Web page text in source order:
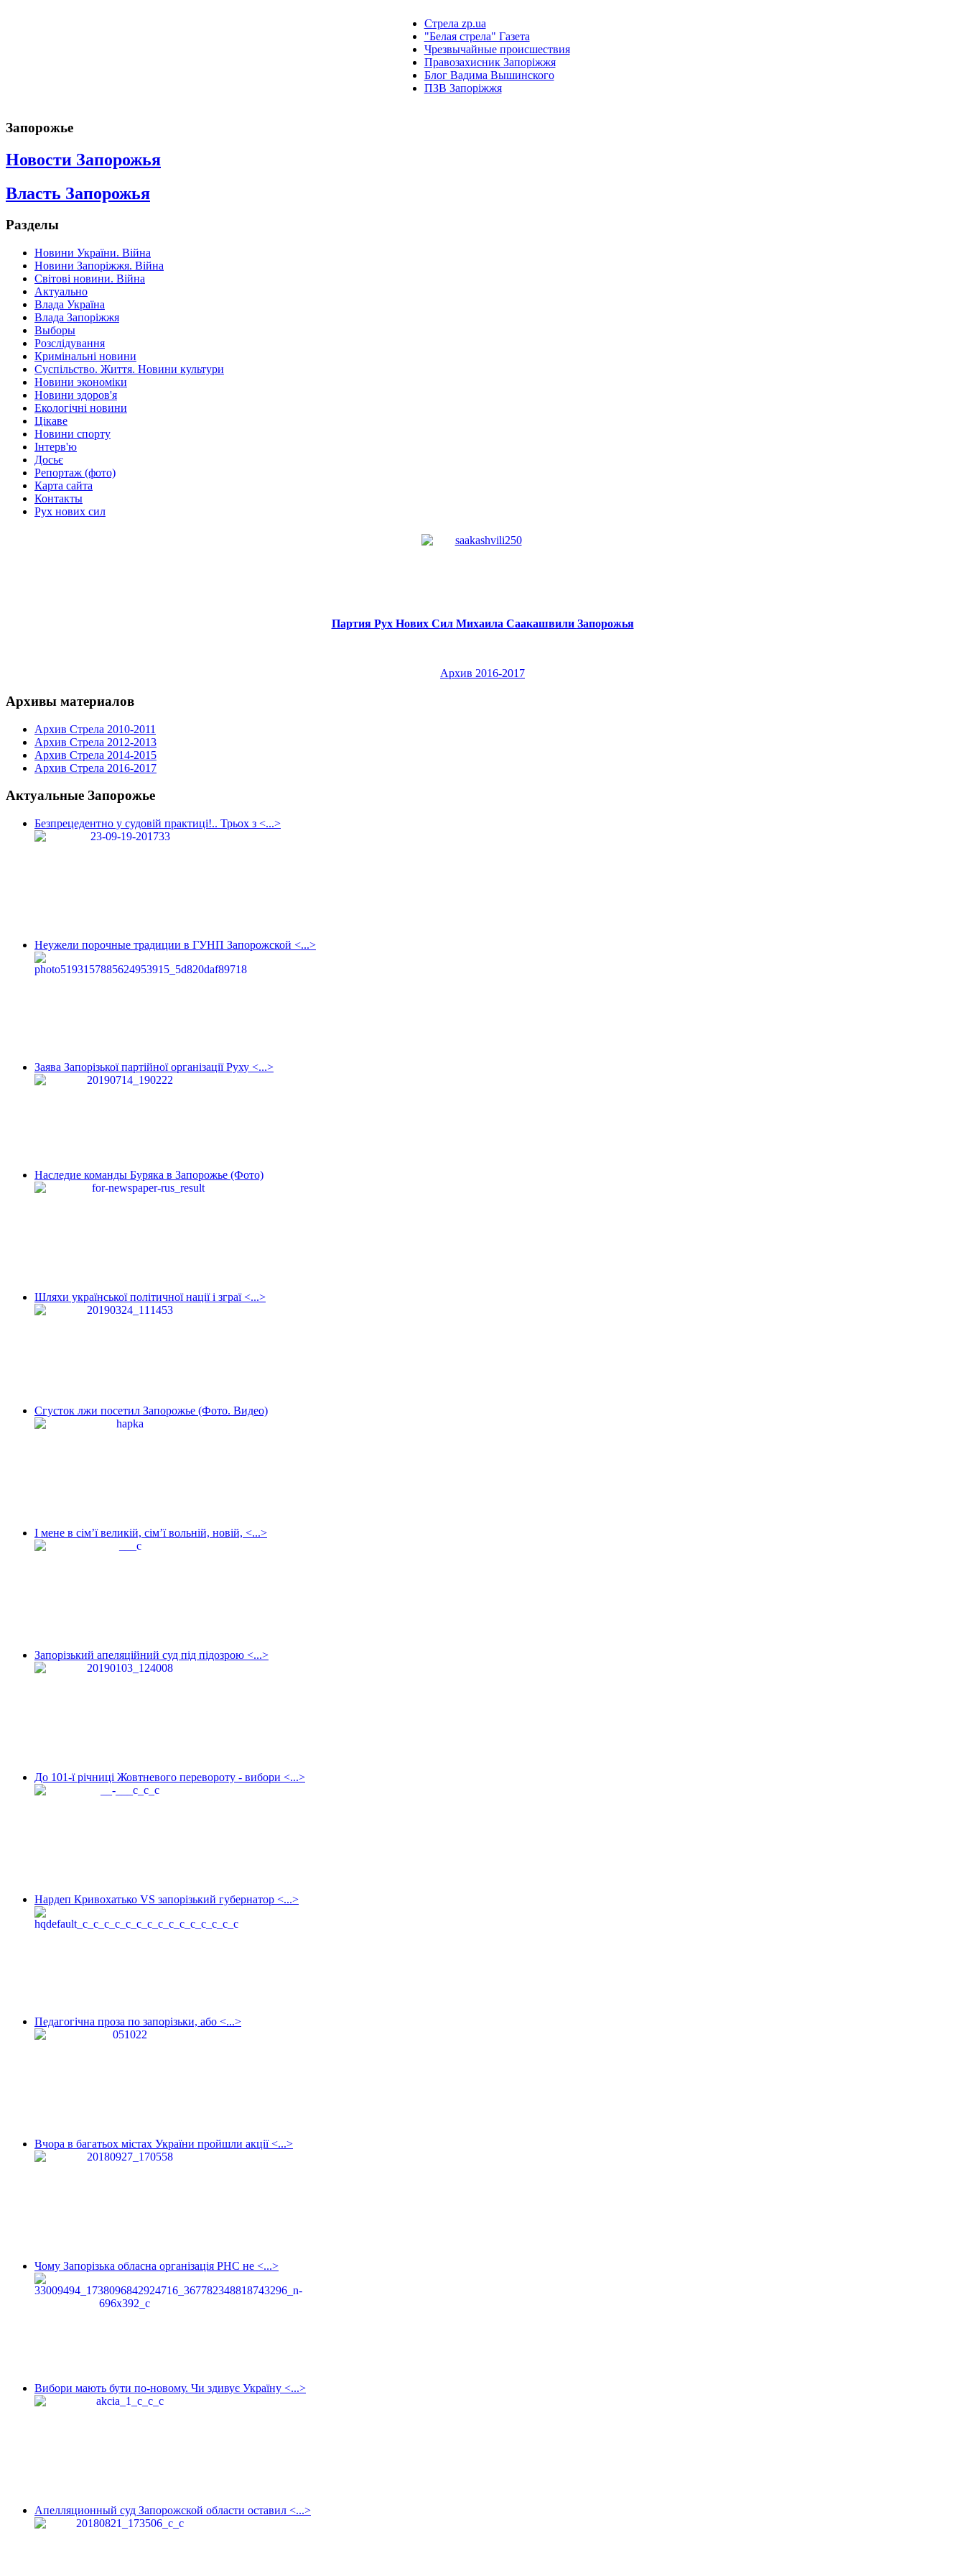
Стрела zp.ua
"Белая стрела" Газета
Чрезвычайные происшествия
Правозахисник Запоріжжя
Блог Вадима Вышинского
ПЗВ Запоріжжя
Запорожье
Новости Запорожья
Власть Запорожья
Разделы
Новини України. Війна
Новини Запоріжжя. Війна
Світові новини. Війна
Актуально
Влада Україна
Влада Запоріжжя
Выборы
Розслідування
Кримінальні новини
Суспільство. Життя. Новини культури
Новини экономіки
Новини здоров'я
Екологічні новини
Цікаве
Новини спорту
Інтерв'ю
Досьє
Репортаж (фото)
Карта сайта
Контакты
Рух нових сил
Партия Рух Нових Сил Михаила Саакашвили Запорожья
Архив 2016-2017
Архивы материалов
Архив Стрела 2010-2011
Архив Стрела 2012-2013
Архив Стрела 2014-2015
Архив Стрела 2016-2017
Актуальные Запорожье
Безпрецедентно у судовій практиці!.. Трьох з <...>
Неужели порочные традиции в ГУНП Запорожской <...>
Заява Запорізької партійної організації Руху <...>
Наследие команды Буряка в Запорожье (Фото)
Шляхи української політичної нації і зграї <...>
Сгусток лжи посетил Запорожье (Фото. Видео)
І мене в сім’ї великій, сім’ї вольній, новій, <...>
Запорізький апеляційний суд під підозрою <...>
До 101-ї річниці Жовтневого перевороту - вибори <...>
Нардеп Кривохатько VS запорізький губернатор <...>
Педагогічна проза по запорізьки, або <...>
Вчора в багатьох містах України пройшли акції <...>
Чому Запорізька обласна організація РНС не <...>
Вибори мають бути по-новому. Чи здивує Україну <...>
Апелляционный суд Запорожской области оставил <...>